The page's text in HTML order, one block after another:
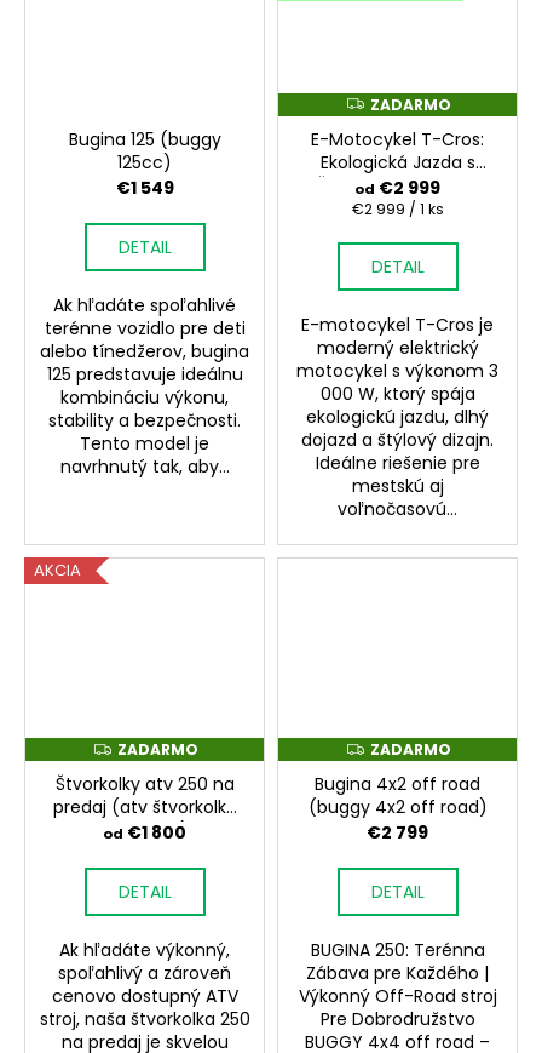
Bugina 125 (buggy
125cc)
€1 549
DETAIL
Ak hľadáte spoľahlivé
terénne vozidlo pre deti
alebo tínedžerov, bugina
125 predstavuje ideálnu
kombináciu výkonu,
stability a bezpečnosti.
Tento model je
navrhnutý tak, aby...
Z
A
D
A
R
M
O
ZADARMO
E-Motocykel T-Cros:
Ekologická Jazda s
Štýlom | Inovatívny
Elektrický Motocykel
od €2 999
Jednotková
€2 999 / 1 ks
DETAIL
E-motocykel T-Cros je
moderný elektrický
motocykel s výkonom 3
000 W, ktorý spája
ekologickú jazdu, dlhý
dojazd a štýlový dizajn.
Ideálne riešenie pre
mestskú aj
voľnočasovú...
AKCIA
Z
A
D
A
R
M
ZADARMO
Štvorkolky atv 250 na
predaj (atv štvorkolky
na predaj)
od €1 800
DETAIL
Ak hľadáte výkonný,
spoľahlivý a zároveň
cenovo dostupný ATV
stroj, naša štvorkolka 250
na predaj je skvelou
Z
A
D
R
M
ZADARMO
Bugina 4x2 off road
(buggy 4x2 off road)
€2 799
DETAIL
BUGINA 250: Terénna
Zábava pre Každého |
Výkonný Off-Road stroj
Pre Dobrodružstvo
BUGGY 4x4 off road –